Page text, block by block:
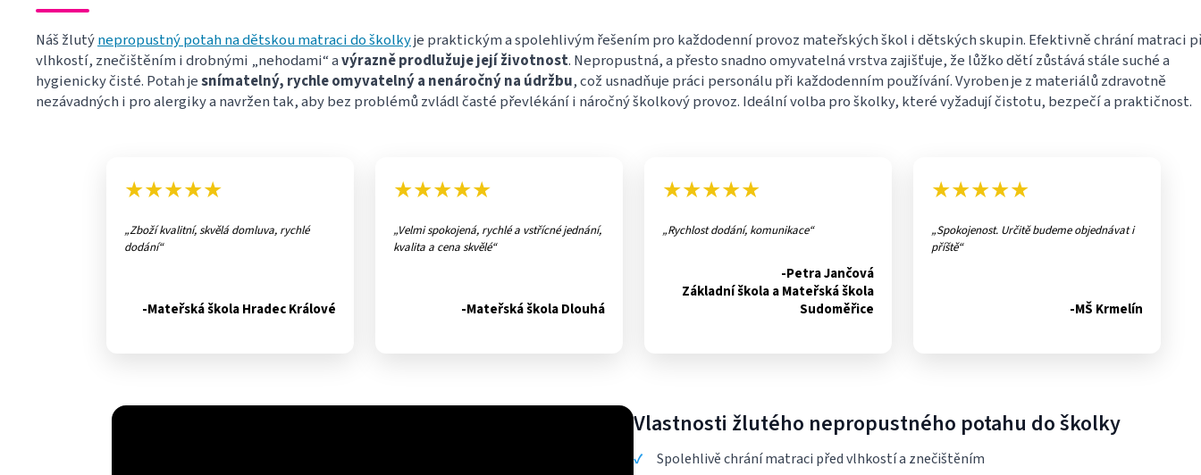
Náš žlutýnepropustný potah na dětskou matraci do školkyje praktickým a spolehlivým řešením pro každodenní provoz mateřských škol i dětských skupin. Efektivně chrání matraci
vlhkostí, znečištěním i drobnými „nehodami“ avýrazně prodlužuje její životnost. Nepropustná, a přesto snadno omyvatelná vrstva zajišťuje, že lůžko dětí zůstává stále suché a
hygienicky čisté. Potah jesnímatelný, rychle omyvatelný a nenáročný na údržbu, což usnadňuje práci personálu při každodenním používání. Vyroben je z materiálů zdravotně
nezávadných i pro alergiky a navržen tak, aby bez problémů zvládl časté převlékání i náročný školkový provoz. Ideální volba pro školky, které vyžadují čistotu, bezpečí a praktičnost.
★★★★★
Zboží kvalitní, skvělá domluva, rychlé
dodání
-Mateřská škola Hradec Králové
★★★★★
Velmi spokojená, rychlé a vstřícné jednání,
kvalita a cena skvělé
-Mateřská škola Dlouhá
★★★★★
Rychlost dodání, komunikace
-Petra Jančová
Základní škola a Mateřská škola
Sudoměřice
★★★★★
Spokojenost. Určitě budeme objednávat i
příště
-MŠ Krmelín
Vlastnosti žlutého nepropustného potahu do školky
Spolehlivě chrání matraci před vlhkostí a znečištěním